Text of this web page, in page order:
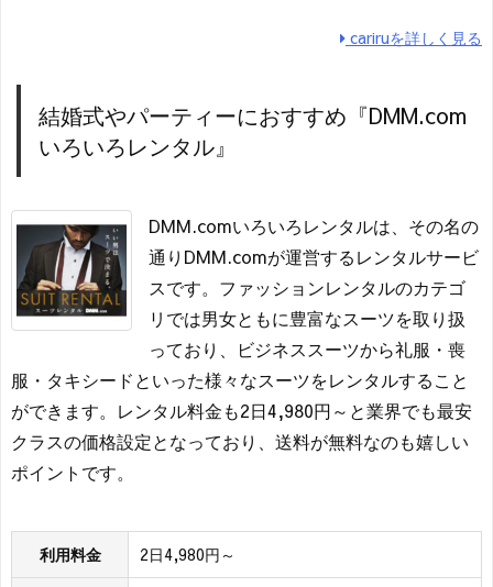
cariruを詳しく見る
結婚式やパーティーにおすすめ『DMM.com
いろいろレンタル』
DMM.comいろいろレンタルは、その名の
通りDMM.comが運営するレンタルサービ
スです。ファッションレンタルのカテゴ
リでは男女ともに豊富なスーツを取り扱
っており、ビジネススーツから礼服・喪
服・タキシードといった様々なスーツをレンタルすること
ができます。レンタル料金も2日4,980円～と業界でも最安
クラスの価格設定となっており、送料が無料なのも嬉しい
ポイントです。
利用料金 2日4,980円～